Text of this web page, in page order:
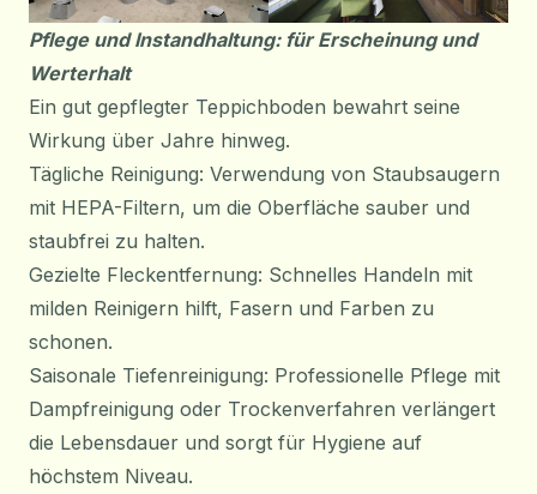
Pflege und Instandhaltung: für Erscheinung und
Werterhalt
Ein gut gepflegter Teppichboden bewahrt seine
Wirkung über Jahre hinweg.
Tägliche Reinigung: Verwendung von Staubsaugern
mit HEPA-Filtern, um die Oberfläche sauber und
staubfrei zu halten.
Gezielte Fleckentfernung: Schnelles Handeln mit
milden Reinigern hilft, Fasern und Farben zu
schonen.
Saisonale Tiefenreinigung: Professionelle Pflege mit
Dampfreinigung oder Trockenverfahren verlängert
die Lebensdauer und sorgt für Hygiene auf
höchstem Niveau.